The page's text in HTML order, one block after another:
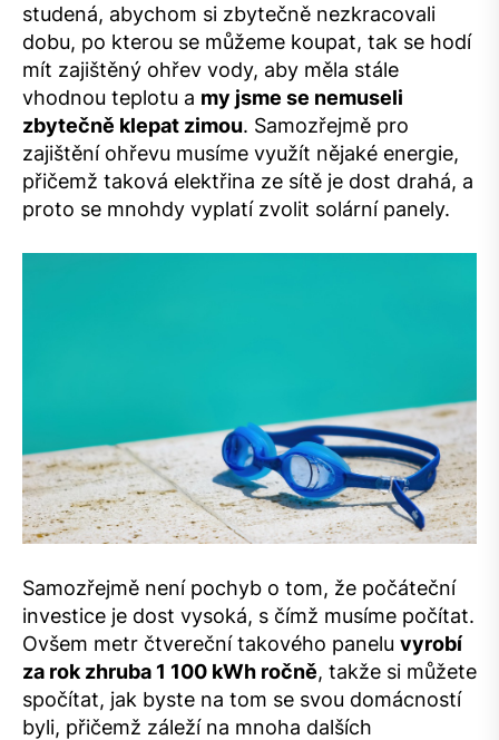
studená, abychom si zbytečně nezkracovali
dobu, po kterou se můžeme koupat, tak se hodí
mít zajištěný ohřev vody, aby měla stále
vhodnou teplotu a my jsme se nemuseli
zbytečně klepat zimou. Samozřejmě pro
zajištění ohřevu musíme využít nějaké energie,
přičemž taková elektřina ze sítě je dost drahá, a
proto se mnohdy vyplatí zvolit solární panely.
Samozřejmě není pochyb o tom, že počáteční
investice je dost vysoká, s čímž musíme počítat.
Ovšem metr čtvereční takového panelu vyrobí
za rok zhruba 1 100 kWh ročně, takže si můžete
spočítat, jak byste na tom se svou domácností
byli, přičemž záleží na mnoha dalších